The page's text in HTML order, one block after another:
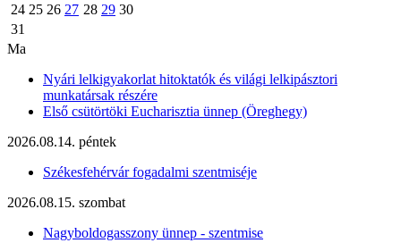
24 25 26 27 28 29 30
31
Ma
Nyári lelkigyakorlat hitoktatók és világi lelkipásztori
munkatársak részére
Első csütörtöki Eucharisztia ünnep (Öreghegy)
2026.08.14. péntek
Székesfehérvár fogadalmi szentmiséje
2026.08.15. szombat
Nagyboldogasszony ünnep - szentmise